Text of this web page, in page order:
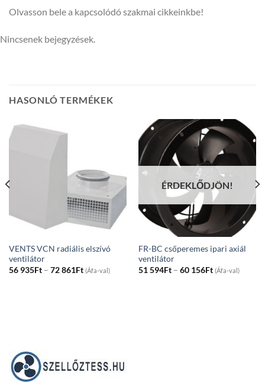
Olvasson bele a kapcsolódó szakmai cikkeinkbe!
Nincsenek bejegyzések.
HASONLÓ TERMÉKEK
VENTS VCN radiális elszívó
ventilátor
56 935Ft – 72 861FtPrice
range:
(Áfa-val)
ÉRDEKLŐDJÖN!
FR-BC csőperemes ipari axiál
ventilátor
51 594Ft – 60 156FtPrice
range:
(Áfa-val)